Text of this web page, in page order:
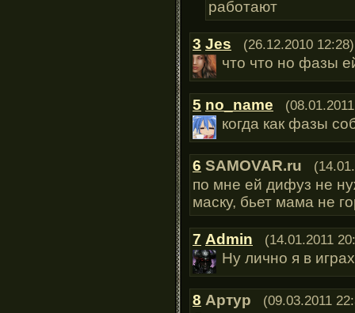
работают
3 Jes (26.12.2010 12:28)
что что но фазы
5 no_name
когда как фазы
6 SAMOVAR.ru
по мне ей дифуз не
маску, бьет мама не
7 Admin (14.01.2011
Ну лично я в
8 Артур (09.03.2011